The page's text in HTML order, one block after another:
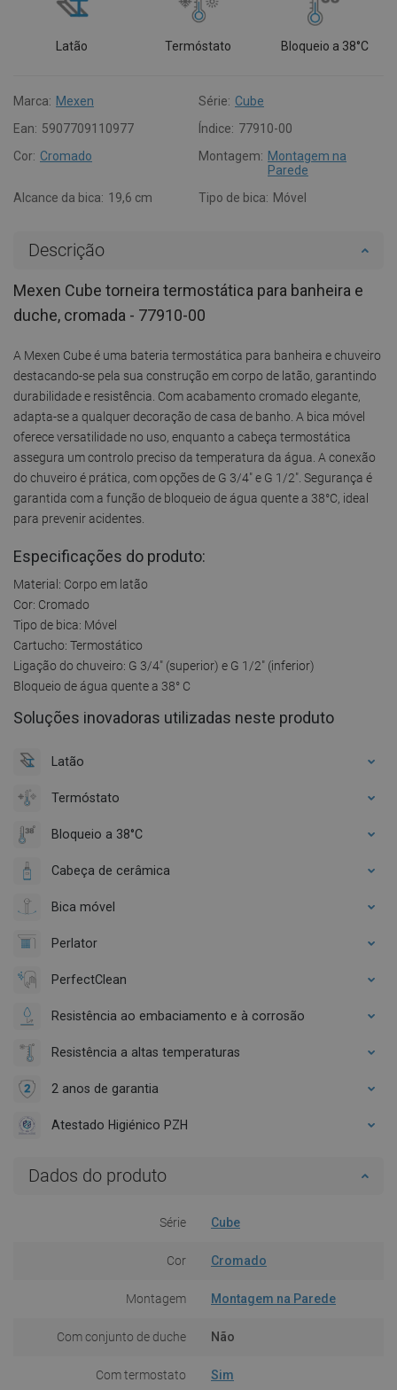
Latão Termóstato Bloqueio a 38°C
Marca: Mexen Série: Cube
Ean: 5907709110977 Índice: 77910-00
Cor: Cromado Montagem: Montagem na
Parede
Alcance da bica: 19,6 cm Tipo de bica: Móvel
Descrição
Mexen Cube torneira termostática para banheira e
duche, cromada - 77910-00
A Mexen Cube é uma bateria termostática para banheira e chuveiro
destacando-se pela sua construção em corpo de latão, garantindo
durabilidade e resistência. Com acabamento cromado elegante,
adapta-se a qualquer decoração de casa de banho. A bica móvel
oferece versatilidade no uso, enquanto a cabeça termostática
assegura um controlo preciso da temperatura da água. A conexão
do chuveiro é prática, com opções de G 3/4" e G 1/2". Segurança é
garantida com a função de bloqueio de água quente a 38°C, ideal
para prevenir acidentes.
Especificações do produto:
Material: Corpo em latão
Cor: Cromado
Tipo de bica: Móvel
Cartucho: Termostático
Ligação do chuveiro: G 3/4" (superior) e G 1/2" (inferior)
Bloqueio de água quente a 38° C
Soluções inovadoras utilizadas neste produto
Latão
Termóstato
Bloqueio a 38°C
Cabeça de cerâmica
Bica móvel
Perlator
PerfectClean
Resistência ao embaciamento e à corrosão
Resistência a altas temperaturas
2 anos de garantia
Atestado Higiénico PZH
Dados do produto
Série Cube
Cor Cromado
Montagem Montagem na Parede
Com conjunto de duche Não
Com termostato Sim